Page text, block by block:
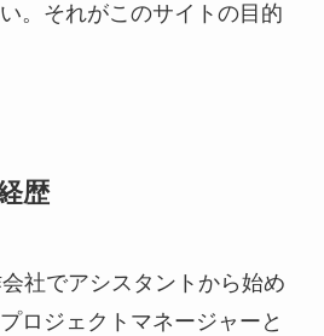
。それがこのサイトの目的
歴
社でアシスタントから始め
ロジェクトマネージャーと